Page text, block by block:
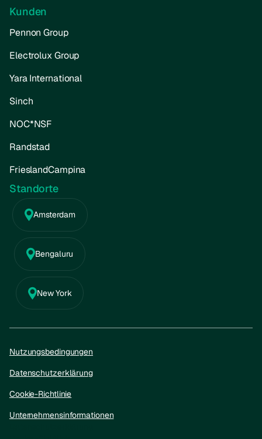
Kunden
Pennon Group
Electrolux Group
Yara International
Sinch
NOC*NSF
Randstad
FrieslandCampina
Standorte
Amsterdam
Bengaluru
New York
Nutzungsbedingungen
Datenschutzerklärung
Cookie-Richtlinie
Unternehmensinformationen